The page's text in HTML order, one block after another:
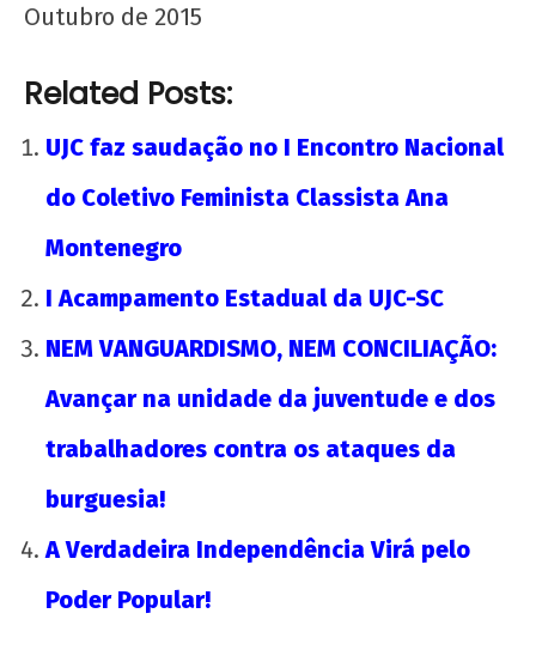
Outubro de 2015
Related Posts:
UJC faz saudação no I Encontro Nacional
do Coletivo Feminista Classista Ana
Montenegro
I Acampamento Estadual da UJC-SC
NEM VANGUARDISMO, NEM CONCILIAÇÃO:
Avançar na unidade da juventude e dos
trabalhadores contra os ataques da
burguesia!
A Verdadeira Independência Virá pelo
Poder Popular!